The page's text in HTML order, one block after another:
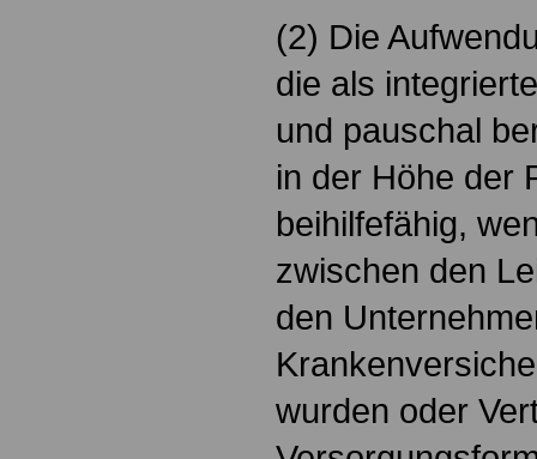
(2) Die
die als
und pauschal
in der Höhe der
beihilfefähig,
zwischen den
den
wurden oder